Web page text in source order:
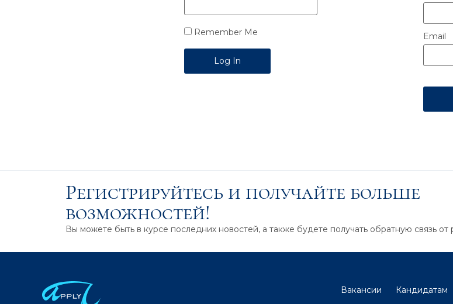
Remember Me Email
Регистрируйтесь и получайте больше
возможностей!
Вы можете быть в курсе последних новостей, а также будете получать обратную связь от
Вакансии Кандидатам